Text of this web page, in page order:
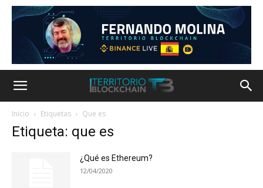
Inicio Etiquetas Que es
Etiqueta: que es
¿Qué es Ethereum?
12/04/2020